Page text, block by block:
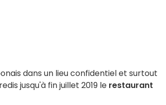
dans un lieu confidentiel et surtout
jusqu'à fin juillet 2019 le restaurant